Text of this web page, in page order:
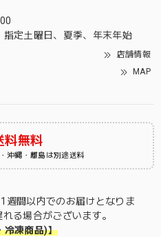
指定土曜日、夏季、年末年始
店舗情報
MAP
料無料
沖縄・離島は別途送料
週間以内でのお届けとなりま
る場合がございます。
冷凍商品)】